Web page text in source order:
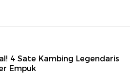
4 Sate Kambing Legendaris
Empuk